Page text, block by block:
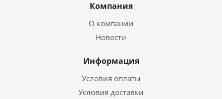
Компания
О компании
Новости
Информация
Условия оплаты
Условия доставки